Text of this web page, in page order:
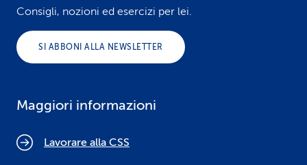
Consigli, nozioni ed esercizi per lei.
SI ABBONI ALLA NEWSLETTER
Maggiori informazioni
Lavorare alla CSS